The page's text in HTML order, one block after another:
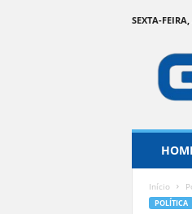
SEXTA-
Início
POLÍTICA